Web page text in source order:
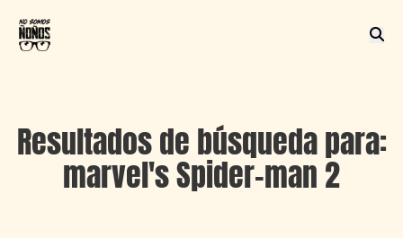
Resultados de búsqueda para:
marvel's Spider-man 2